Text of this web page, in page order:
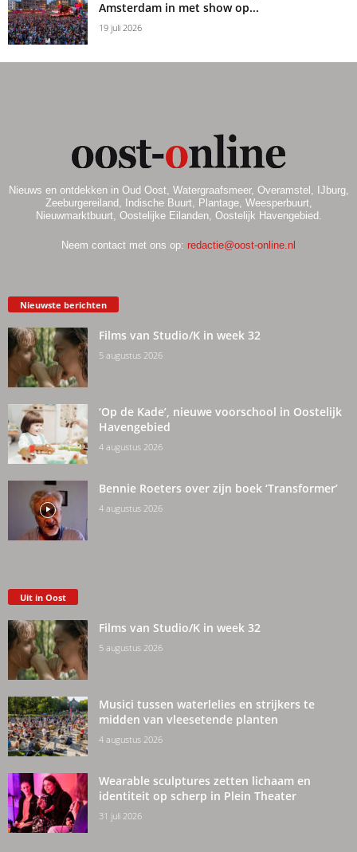
Amsterdam in met show op...
19 juli 2026
Nieuws en ontdekken in Oud Oost, Watergraafsmeer, Overamstel, IJburg,
Zeeburgereiland, Indische Buurt, Plantage, Weesperbuurt,
Nieuwmarktbuurt, Oostelijke Eilanden, Oostelijk Havengebied.
Neem contact met ons op: redactie@oost-online.nl
Nieuwste berichten
Films van Studio/K in week 32
5 augustus 2026
‘Op de Kade’, nieuwe voorschool in Oostelijk
Havengebied
4 augustus 2026
Bennie Roeters over zijn boek ‘Transformer’
4 augustus 2026
Uit in Oost
Films van Studio/K in week 32
5 augustus 2026
Musici tussen waterlelies en strijkers te
midden van vleesetende planten
4 augustus 2026
Wearable sculptures zetten lichaam en
identiteit op scherp in Plein Theater
31 juli 2026